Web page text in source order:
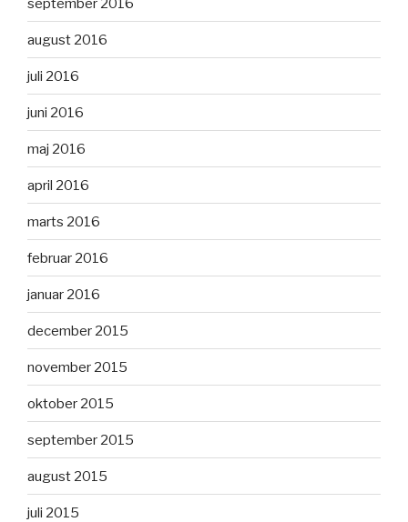
september 2016
august 2016
juli 2016
juni 2016
maj 2016
april 2016
marts 2016
februar 2016
januar 2016
december 2015
november 2015
oktober 2015
september 2015
august 2015
juli 2015